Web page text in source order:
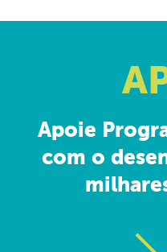
Apoie
com o